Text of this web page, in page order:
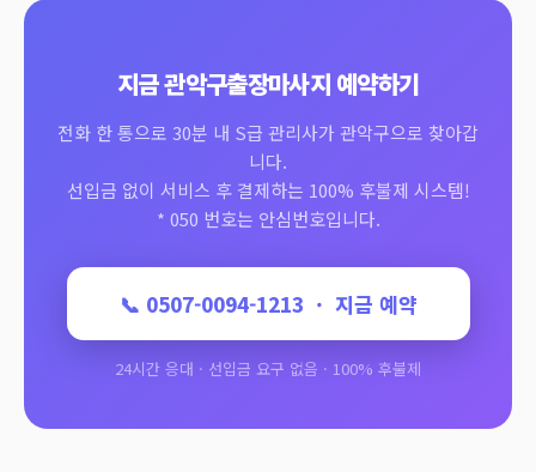
지금 관악구출장마사지 예약하기
전화 한 통으로 30분 내 S급 관리사가 관악구으로 찾아갑
니다.
선입금 없이 서비스 후 결제하는 100% 후불제 시스템!
* 050 번호는 안심번호입니다.
📞 0507-0094-1213 · 지금 예약
24시간 응대 · 선입금 요구 없음 · 100% 후불제